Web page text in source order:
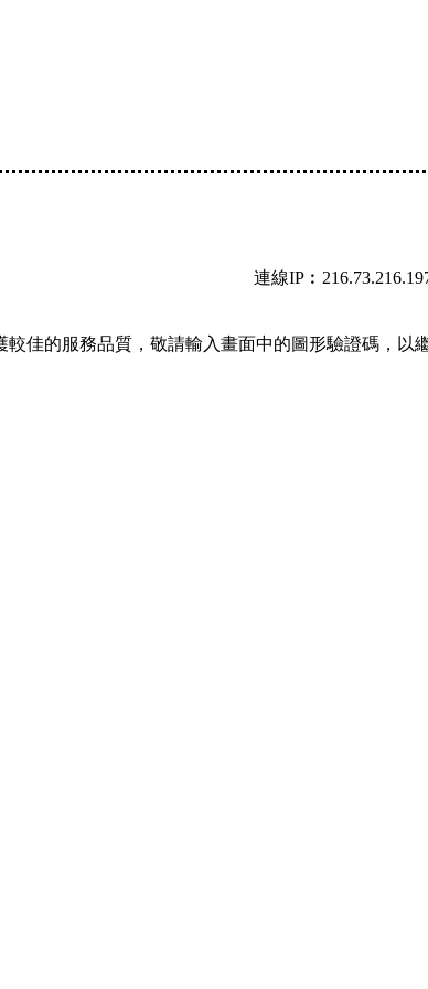
連線
佳的服務品質，敬請輸入畫面中的圖形驗證碼，以